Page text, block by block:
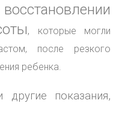
восстановлении
, которые могли
после резкого
ребенка.
показания,